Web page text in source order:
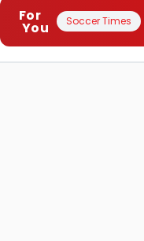
For
You Soccer Times